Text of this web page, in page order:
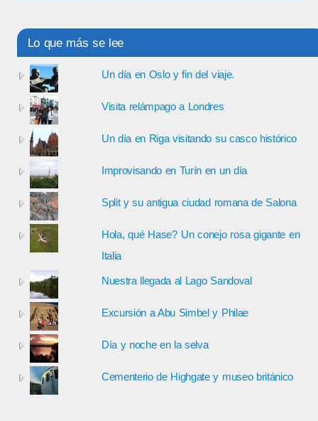
Lo que más se lee
Un día en Oslo y fin del viaje.
Visita relámpago a Londres
Un día en Riga visitando su casco histórico
Improvisando en Turín en un día
Split y su antigua ciudad romana de Salona
Hola, qué Hase? Un conejo rosa gigante en
Italia
Nuestra llegada al Lago Sandoval
Excursión a Abu Simbel y Philae
Día y noche en la selva
Cementerio de Highgate y museo británico